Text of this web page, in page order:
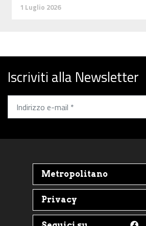
1 Luglio 2026
Iscriviti alla Newsletter
Metropolitano
Privacy